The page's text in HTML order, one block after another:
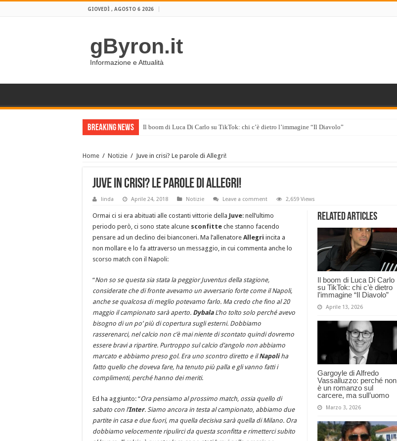
GIOVEDÌ , AGOSTO 6 2026
gByron.it
Informazione e Attualità
Breaking News Il boom di Luca Di Carlo su TikTok: chi c’è dietro l’immagine “Il Diavolo”
Home / Notizie / Juve in crisi? Le parole di Allegri!
Juve in crisi? Le parole di Allegri!
linda Aprile 24, 2018 Notizie Leave a comment 2,659 Views
Related Articles
Il boom di Luca Di Carlo
su TikTok: chi c’è dietro
l’immagine “Il Diavolo”
Aprile 13, 2026
Gargoyle di Alfredo
Vassalluzzo: perché non
è un romanzo sul
carcere, ma sull’uomo
Marzo 3, 2026
Ormai ci si era abituati alle costanti vittorie della Juve: nell’ultimo
periodo però, ci sono state alcune sconfitte che stanno facendo
pensare ad un declino dei bianconeri. Ma l’allenatore Allegri incita a
non mollare e lo fa attraverso un messaggio, in cui commenta anche lo
scorso match con il Napoli:
“Non so se questa sia stata la peggior Juventus della stagione,
considerate che di fronte avevamo un avversario forte come il Napoli,
anche se qualcosa di meglio potevamo farlo. Ma credo che fino al 20
maggio il campionato sarà aperto. DybalaL’ho tolto solo perché avevo
bisogno di un po’ più di copertura sugli esterni. Dobbiamo
rasserenarci, nel calcio non c’è mai niente di scontato quindi dovremo
essere bravi a ripartire. Purtroppo sul calcio d’angolo non abbiamo
marcato e abbiamo preso gol. Era uno scontro diretto e ilNapoliha
fatto quello che doveva fare, ha tenuto più palla e gli vanno fatti i
complimenti, perché hanno dei meriti.
Ed ha aggiunto: “Ora pensiamo al prossimo match, ossia quello di
sabato con l’Inter. Siamo ancora in testa al campionato, abbiamo due
partite in casa e due fuori, ma quella decisiva sarà quella di Milano. Ora
dobbiamo velocemente ripulirci da questa sconfitta e rimetterci subito